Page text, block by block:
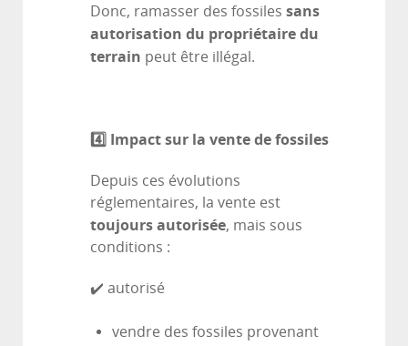
Donc, ramasser des fossiles sans
autorisation du propriétaire du
terrain peut être illégal.
4️ ⃣ Impact sur la vente de fossiles
Depuis ces évolutions
réglementaires, la vente est
toujours autorisée, mais sous
conditions :
✔️ autorisé
vendre des fossiles provenant